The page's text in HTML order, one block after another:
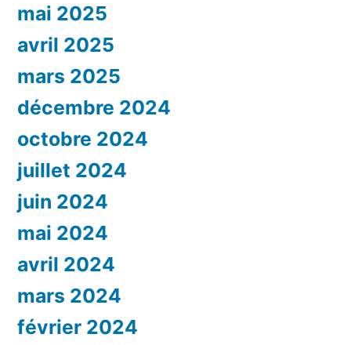
mai 2025
avril 2025
mars 2025
décembre 2024
octobre 2024
juillet 2024
juin 2024
mai 2024
avril 2024
mars 2024
février 2024